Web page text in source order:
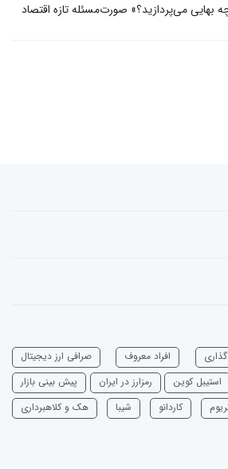
چه بهایی می‌پردازید؟» صورت‌مسئله تازه اقتصاد
افراد معروف
صرافی ارز دیجیتال
استیبل کوین رمزارز در ایران
پیش بینی بازار
‌کاردانو شیبا هک و کلاهبرداری